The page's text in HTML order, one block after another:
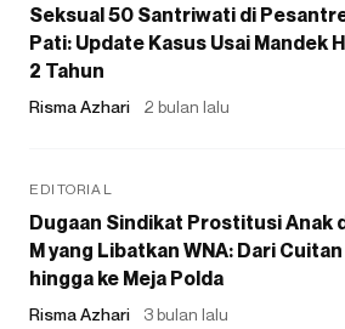
Seksual 50 Santriwati di
Pati: Update Kasus Usai Mandek
2 Tahun
Risma Azhari 2 bulan lalu
EDITORIAL
Dugaan Sindikat Prostitusi Anak
M yang Libatkan WNA: Dari Cuitan
hingga ke Meja Polda
Risma Azhari 3 bulan lalu